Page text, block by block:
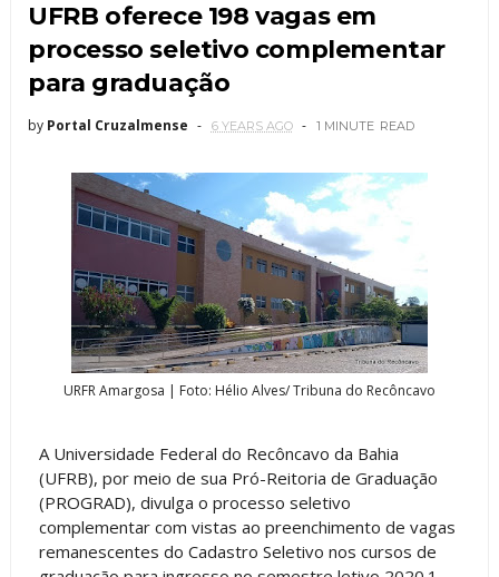
UFRB oferece 198 vagas em
processo seletivo complementar
para graduação
by Portal Cruzalmense 6 YEARS AGO 1 MINUTE READ
URFR Amargosa | Foto: Hélio Alves/ Tribuna do Recôncavo
A Universidade Federal do Recôncavo da Bahia
(UFRB), por meio de sua Pró-Reitoria de Graduação
(PROGRAD), divulga o processo seletivo
complementar com vistas ao preenchimento de vagas
remanescentes do Cadastro Seletivo nos cursos de